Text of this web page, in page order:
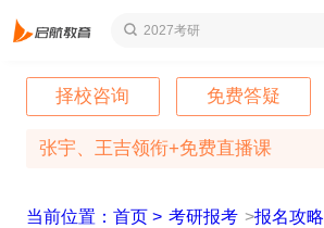
2027考研
择校咨询 免费答疑
张宇、王吉领衔+免费直播课
当前位置：首页 > 考研报考 >报名攻略